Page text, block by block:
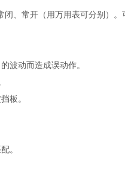
、常开（用万用表可分别）。
波动而造成误动作。
板。
。